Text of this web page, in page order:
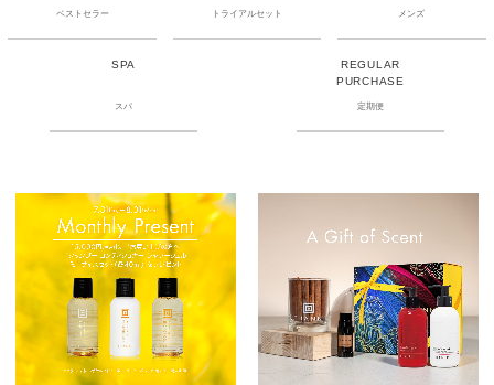
ベストセラー トライアルセット メンズ
SPA
スパ
REGULAR
PURCHASE
定期便